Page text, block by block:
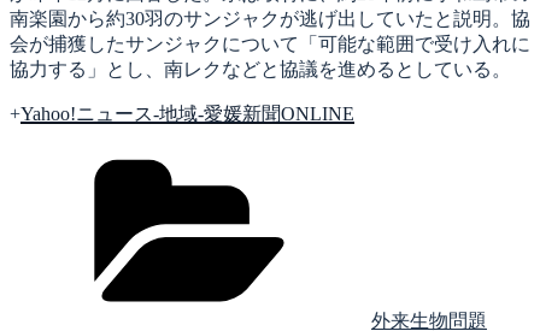
南楽園から約30羽のサンジャクが逃げ出していたと説明。協
会が捕獲したサンジャクについて「可能な範囲で受け入れに
協力する」とし、南レクなどと協議を進めるとしている。
+Yahoo!ニュース-地域-愛媛新聞ONLINE
外来生物問題